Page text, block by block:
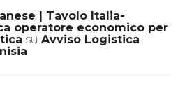
| Tavolo Italia-
operatore economico per
su Avviso Logistica